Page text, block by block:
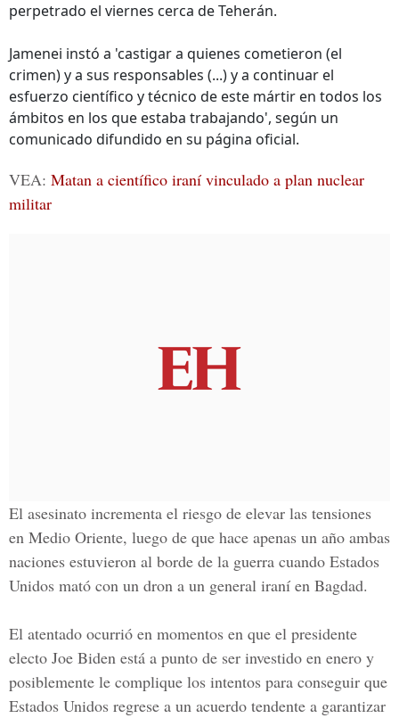
perpetrado el viernes cerca de Teherán.
Jamenei instó a 'castigar a quienes cometieron (el
crimen) y a sus responsables (...) y a continuar el
esfuerzo científico y técnico de este mártir en todos los
ámbitos en los que estaba trabajando', según un
comunicado difundido en su página oficial.
VEA: Matan a científico iraní vinculado a plan nuclear
militar
El asesinato incrementa el riesgo de elevar las tensiones
en Medio Oriente, luego de que hace apenas un año ambas
naciones estuvieron al borde de la guerra cuando Estados
Unidos mató con un dron a un general iraní en Bagdad.
El atentado ocurrió en momentos en que el presidente
electo Joe Biden está a punto de ser investido en enero y
posiblemente le complique los intentos para conseguir que
Estados Unidos regrese a un acuerdo tendente a garantizar